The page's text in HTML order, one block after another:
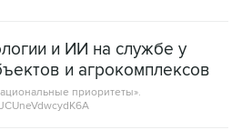
и ИИ на службе у
и агрокомплексов
приоритеты».